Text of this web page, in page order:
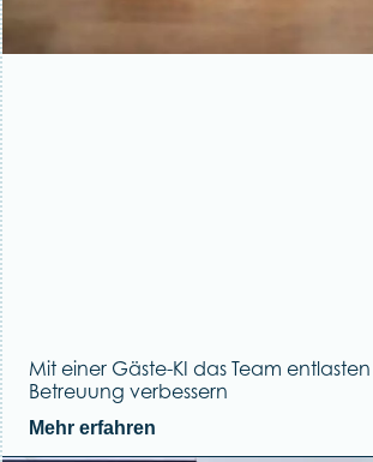
Mit einer Gäste-KI das Team
Betreuung verbessern
Mehr erfahren